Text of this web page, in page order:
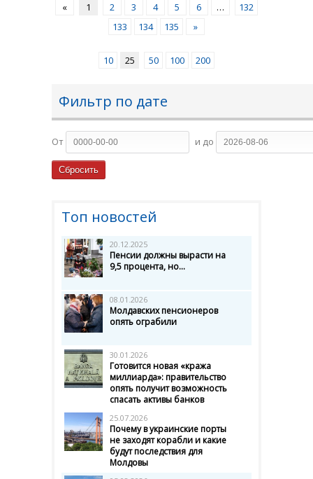
« 1 2 3 4 5 6 …
132
133
134 135 »
10 25 50 100 200
Фильтр по дате
От и до
Топ новостей
20.12.2025
Пенсии должны вырасти на
9,5 процента, но...
08.01.2026
Молдавских пенсионеров
опять ограбили
30.01.2026
Готовится новая «кража
миллиарда»: правительство
опять получит возможность
спасать активы банков
25.07.2026
Почему в украинские порты
не заходят корабли и какие
будут последствия для
Молдовы